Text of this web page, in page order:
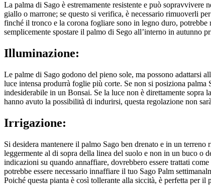
La palma di Sago è estremamente resistente e può sopravvivere
giallo o marrone; se questo si verifica, è necessario rimuoverli
finché il tronco e la corona fogliare sono in legno duro, potrebbe
semplicemente spostare il palmo di Sego all’interno in autunno
Illuminazione:
Le palme di Sago godono del pieno sole, ma possono adattarsi
luce intensa produrrà foglie più corte. Se non si posiziona
indesiderabile in un Bonsai. Se la luce non è direttamente
hanno avuto la possibilità di indurirsi, questa regolazione non
Irrigazione:
Si desidera mantenere il palmo Sago ben drenato e in un
leggermente al di sopra della linea del suolo e non in un buco o
indicazioni su quando annaffiare, dovrebbero essere trattati
potrebbe essere necessario innaffiare il tuo Sago Palm
Poiché questa pianta è così tollerante alla siccità, è perfetta per